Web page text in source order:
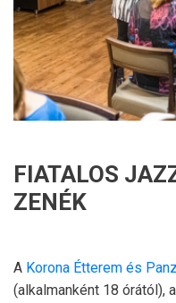
FIATALOS
ZENÉK
A Korona Étterem és
(alkalmanként 18 órától),